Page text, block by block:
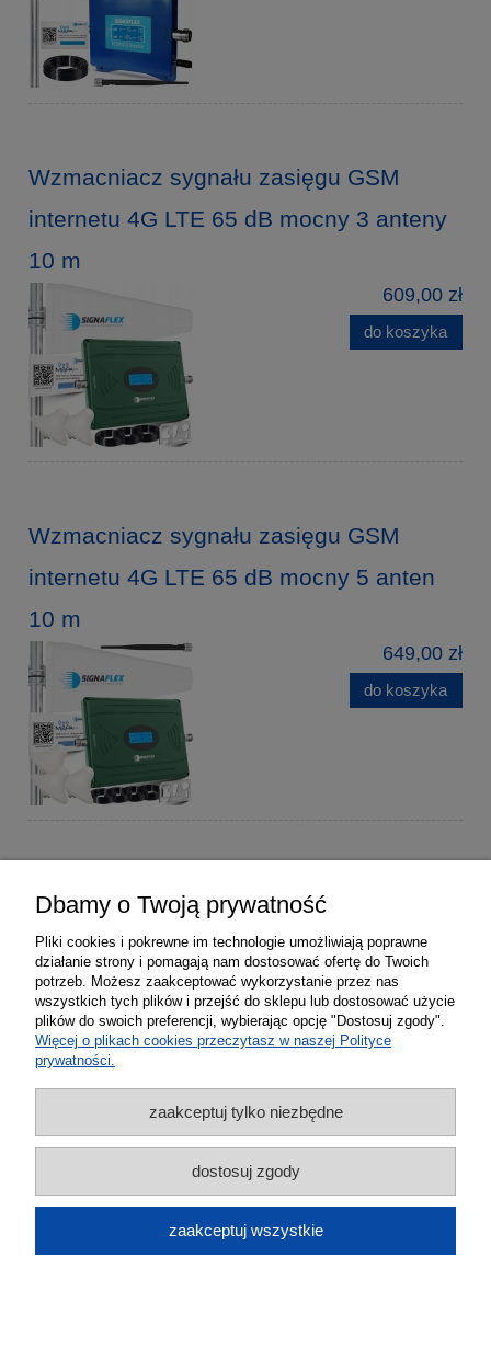
Wzmacniacz sygnału zasięgu GSM
internetu 4G LTE 65 dB mocny 3 anteny
10 m
609,00 zł
do koszyka
Wzmacniacz sygnału zasięgu GSM
internetu 4G LTE 65 dB mocny 5 anten
10 m
649,00 zł
do koszyka
Wzmacniacz sygnału zasięgu GSM
internetu 4G LTE 65 dB mocny 6 anten
10 m
709,00 zł
do koszyka
Wzmacniacz sygnału zasięgu GSM
Dbamy o Twoją prywatność
Pliki cookies i pokrewne im technologie umożliwiają poprawne
działanie strony i pomagają nam dostosować ofertę do Twoich
potrzeb. Możesz zaakceptować wykorzystanie przez nas
wszystkich tych plików i przejść do sklepu lub dostosować użycie
plików do swoich preferencji, wybierając opcję "Dostosuj zgody".
Więcej o plikach cookies przeczytasz w naszej Polityce
prywatności.
zaakceptuj tylko niezbędne
dostosuj zgody
zaakceptuj wszystkie